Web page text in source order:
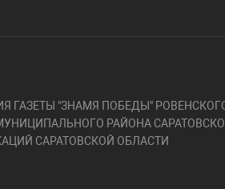
"ЗНАМЯ ПОБЕДЫ"
РАЙОНА
САРАТОВСКОЙ ОБЛАСТИ